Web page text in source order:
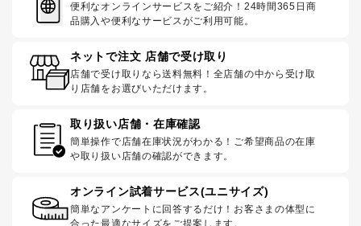
便利なオンラインサービスをご紹介！24時間365日商
品購入や便利なサービスがご利用可能。
ネットで注文 店舗で受け取り
店舗で受け取りなら送料無料！全店舗の中から受け取
り店舗をお選びいただけます。
取り扱い店舗・在庫確認
簡単操作で店舗在庫状況がわかる！ご希望商品の在庫
や取り扱い店舗の確認ができます。
オンライン試着サービス(ユニサイズ)
簡単なアンケートに回答するだけ！お客さまの体型に